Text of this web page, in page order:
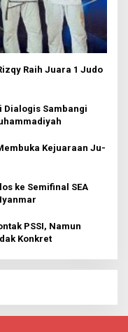
Raih Juara 1 Judo
Dialogis Sambangi
Kejuaraan Ju-
ke Semifinal SEA
PSSI, Namun
Konkret